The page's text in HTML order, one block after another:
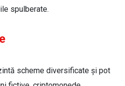
spulberate.
scheme diversificate și pot